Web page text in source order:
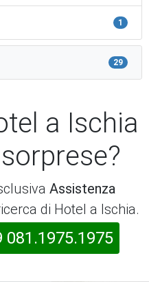
1
29
a Ischia
Assistenza
di Hotel a Ischia.
081.1975.1975